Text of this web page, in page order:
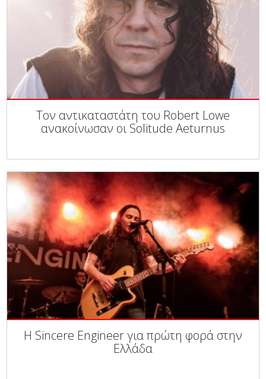
Τον αντικαταστάτη του Robert Lowe
ανακοίνωσαν οι Solitude Aeturnus
Η Sincere Engineer για πρώτη φορά στην
Ελλάδα